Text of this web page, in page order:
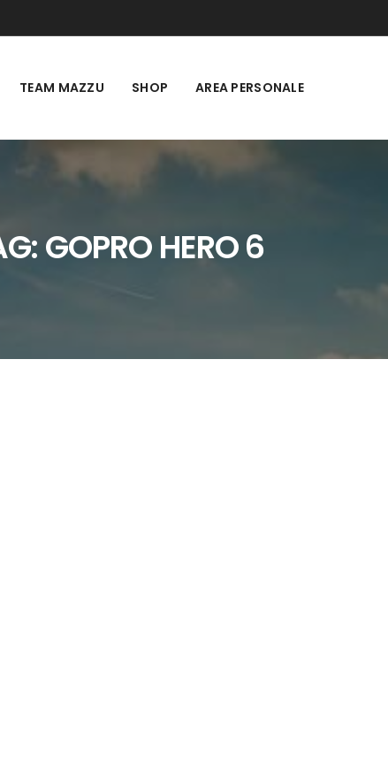
TEAM MAZZU SHOP AREA PERSONALE
GOPRO HERO 6